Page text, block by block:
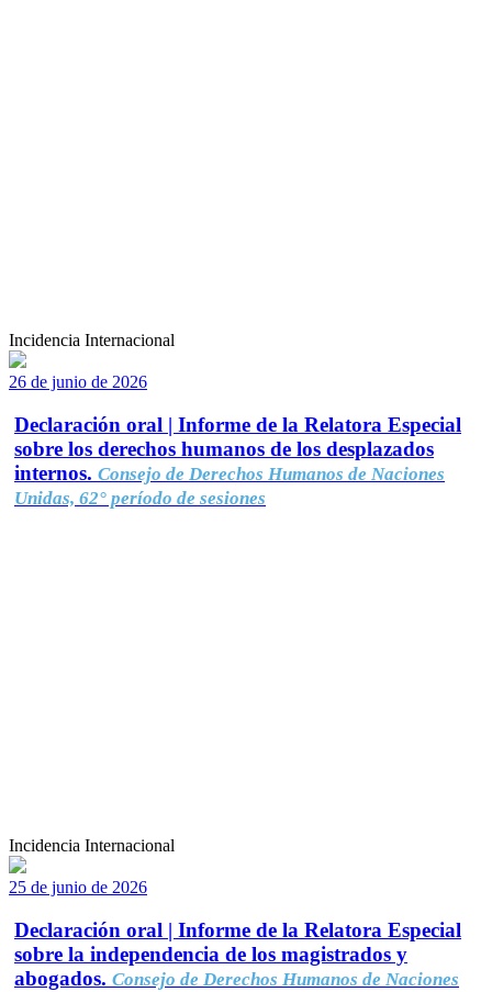
Incidencia Internacional
26 de junio de 2026
Declaración oral | Informe de la Relatora Especial
sobre los derechos humanos de los desplazados
internos. Consejo de Derechos Humanos de Naciones
Unidas, 62° período de sesiones
Incidencia Internacional
25 de junio de 2026
Declaración oral | Informe de la Relatora Especial
sobre la independencia de los magistrados y
abogados. Consejo de Derechos Humanos de Naciones